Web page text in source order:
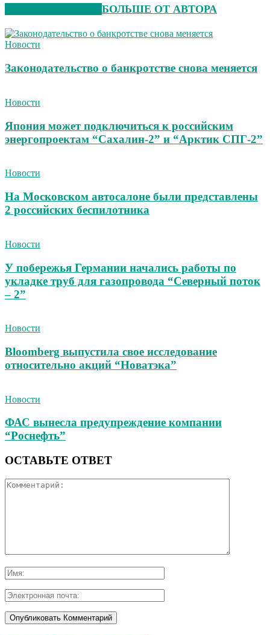
БОЛЬШЕ ОТ АВТОРА
Новости
Законодательство о банкротстве снова меняется
Новости
Япония может подключиться к российским
энергопроектам “Сахалин-2” и “Арктик СПГ-2”
Новости
На Московском автосалоне были представлены
2 российских беспилотника
Новости
У побережья Германии начались работы по
укладке труб для газопровода “Северный поток
– 2”
Новости
Bloomberg выпустила свое исследование
относительно акций “Новатэка”
Новости
ФАС вынесла предупреждение компании
“Роснефть”
ОСТАВЬТЕ ОТВЕТ